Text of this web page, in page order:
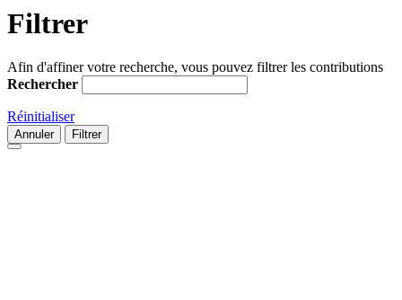
Filtrer
Afin d'affiner votre recherche, vous pouvez filtrer les contributions
Rechercher
Réinitialiser
Annuler Filtrer